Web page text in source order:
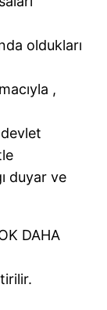
oldukları
,
duyar ve
DAHA